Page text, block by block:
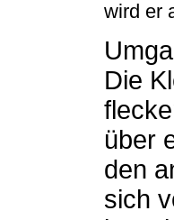
wird er
Die
über
den
sich